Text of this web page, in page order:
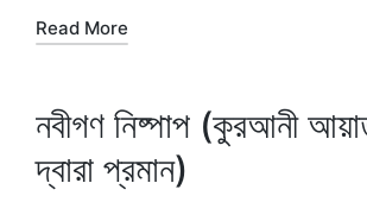
Read More
নবীগণ নিষ্পাপ (কুরআনী
দ্বারা প্রমান)